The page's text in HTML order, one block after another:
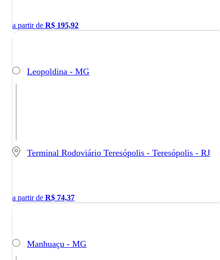
a partir de R$ 195,92
Leopoldina - MG
Terminal Rodoviário Teresópolis - Teresópolis - RJ
a partir de R$ 74,37
Manhuaçu - MG